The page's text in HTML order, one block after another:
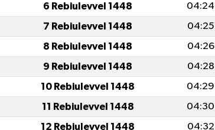
6 Rebiulevvel 1448 04:24
7 Rebiulevvel 1448 04:25
8 Rebiulevvel 1448 04:26
9 Rebiulevvel 1448 04:28
10 Rebiulevvel 1448 04:29
11 Rebiulevvel 1448 04:30
12 Rebiulevvel 1448 04:32